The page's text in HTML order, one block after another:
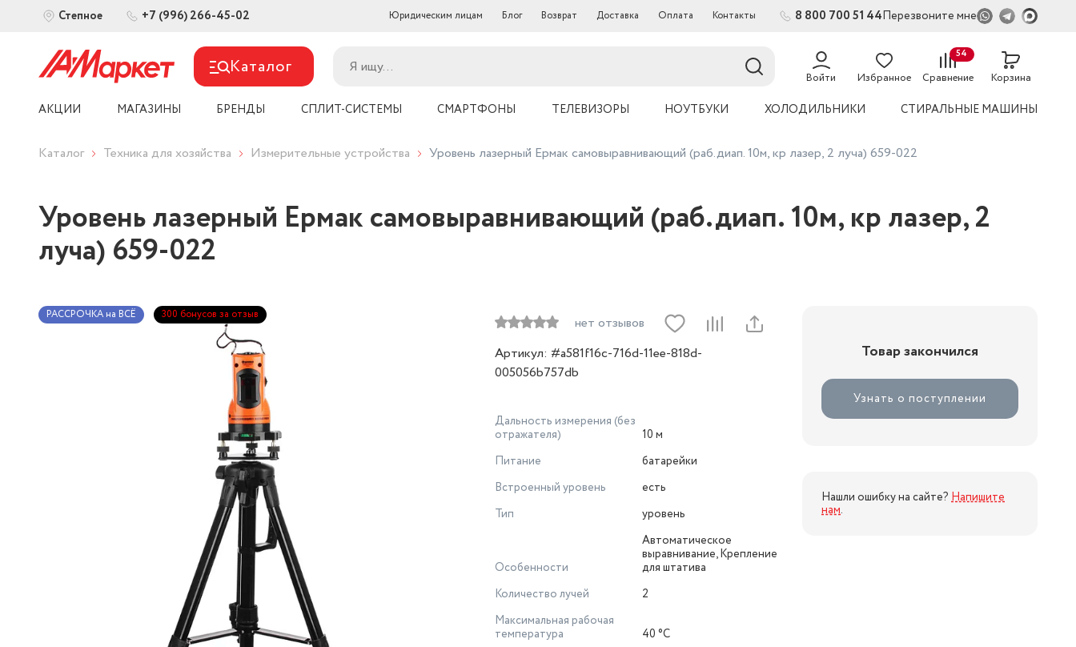
Степное +7 (996) 266-45-02 Юридическим лицам Блог Возврат Доставка Оплата Контакты 8 800 700 51 44Перезвоните мне
Каталог Войти Избранное Сравнение
54
Корзина
АКЦИИ МАГАЗИНЫ БРЕНДЫ СПЛИТ-СИСТЕМЫ СМАРТФОНЫ ТЕЛЕВИЗОРЫ НОУТБУКИ ХОЛОДИЛЬНИКИ СТИРАЛЬНЫЕ МАШИНЫ
Каталог Техника для хозяйства Измерительные устройства Уровень лазерный Ермак самовыравнивающий (раб.диап. 10м, кр лазер, 2 луча) 659-022
Уровень лазерный Ермак самовыравнивающий (раб.диап. 10м, кр лазер, 2
луча) 659-022
РАССРОЧКА на ВСЁ 300 бонусов за отзыв
нет отзывов
Артикул: #a581f16c-716d-11ee-818d-
005056b757db
Дальность измерения (без
отражателя)
10 м
Питание
батарейки
Встроенный уровень
есть
Тип
уровень
Особенности
Автоматическое
выравнивание, Крепление
для штатива
Количество лучей
2
Максимальная рабочая
температура
40 °С
Товар закончился
Узнать о поступлении
Нашли ошибку на сайте? Напишите
нам.